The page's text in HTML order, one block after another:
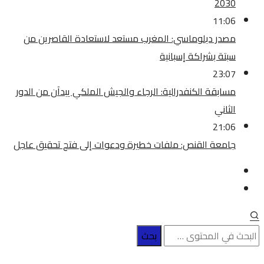
11:06
مصدر دبلوماسي: المغرب مستعد لاستعادة القاصرين من
سبتة بشراكة إسبانية
23:07
مسابقة الكنفدرالية: الرجاء والجيش الملكي يبدآن من الدور
الثاني
21:06
جامعة القنص: ملفات خطيرة ودعوات إلى فتح تحقيق عاجل